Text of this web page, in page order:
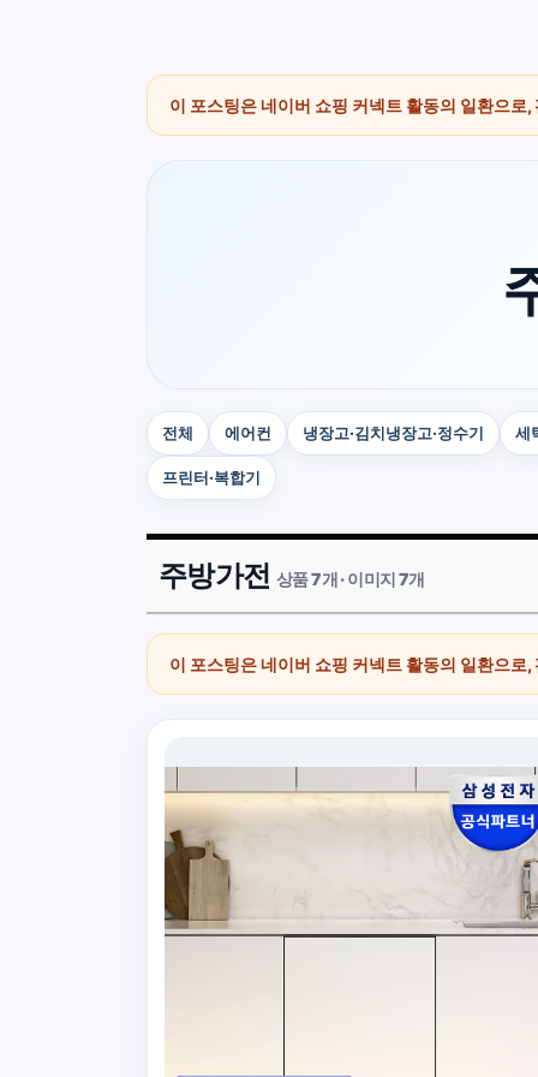
이 포스팅은 네이버 쇼핑 커넥트 활동의 일환으로
전체 에어컨 냉장고·김치냉장고·정수기 세
프린터·복합기
주방가전 상품 7개 · 이미지 7개
이 포스팅은 네이버 쇼핑 커넥트 활동의 일환으로